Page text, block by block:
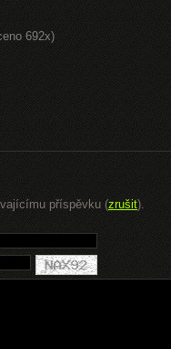
692x)
příspěvku (zrušit).